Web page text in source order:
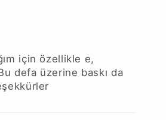
için özellikle e,
defa üzerine baskı da